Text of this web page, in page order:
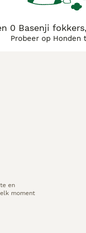
0 Basenji
Probeer op Honden
en
moment